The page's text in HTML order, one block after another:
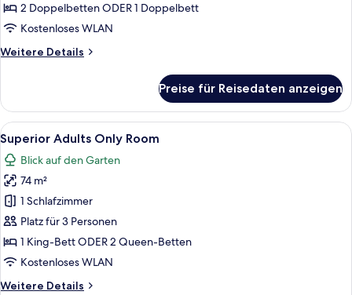
2 Doppelbetten ODER 1 Doppelbett
Kostenloses WLAN
Weitere Details
Weitere
Standard
Preise für Reisedaten anzeigen
Alle
Fotos
für
Superior
Adults
Only
Room
anzeigen
Ein modernes Hotelzimmer mit
5
Superior Adults Only Room
Blick auf den Garten
74 m²
1 Schlafzimmer
Platz für 3 Personen
1 King-Bett ODER 2 Queen-Betten
Kostenloses WLAN
Weitere Details
Weitere